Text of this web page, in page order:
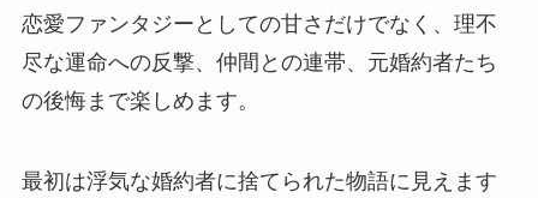
恋愛ファンタジーとしての甘さだけでなく、理不
尽な運命への反撃、仲間との連帯、元婚約者たち
の後悔まで楽しめます。
最初は浮気な婚約者に捨てられた物語に見えます